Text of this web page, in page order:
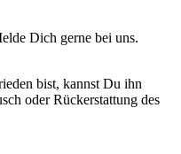
Dich gerne bei uns.
bist, kannst Du ihn
oder Rückerstattung des